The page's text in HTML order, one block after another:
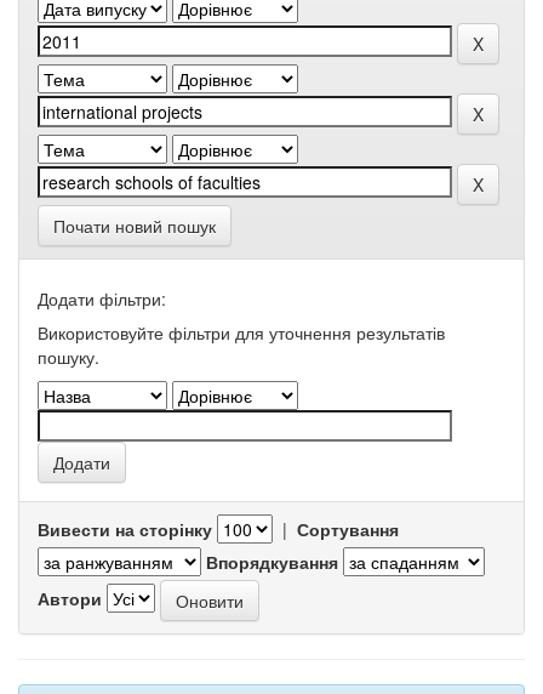
Почати новий пошук
Додати фільтри:
Використовуйте фільтри для уточнення результатів
пошуку.
Вивести на сторінку | Сортування
Впорядкування
Автори